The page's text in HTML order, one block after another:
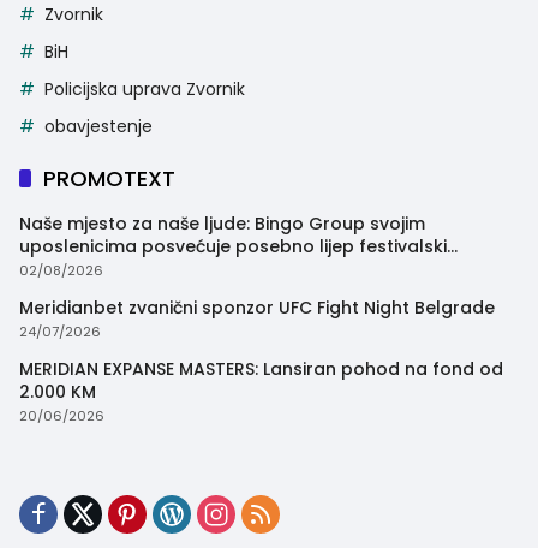
Zvornik
BiH
Policijska uprava Zvornik
obavjestenje
PROMOTEXT
Naše mjesto za naše ljude: Bingo Group svojim
uposlenicima posvećuje posebno lijep festivalski
trenutak
02/08/2026
Meridianbet zvanični sponzor UFC Fight Night Belgrade
24/07/2026
MERIDIAN EXPANSE MASTERS: Lansiran pohod na fond od
2.000 KM
20/06/2026